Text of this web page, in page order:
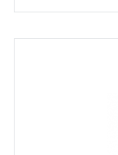
Топливный насос